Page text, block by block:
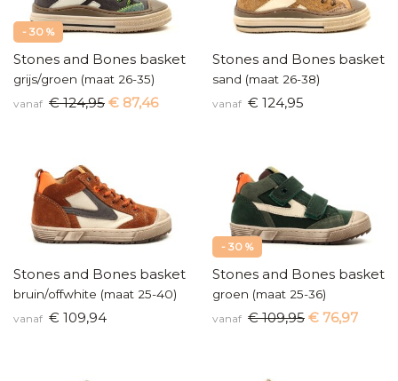
- 30 %
Stones and Bones basketters
grijs/groen (maat 26-35)
vanaf € 124,95 € 87,46
Stones and Bones
sand (maat 26-38)
vanaf € 124,95
Stones and Bones basketters
bruin/offwhite (maat 25-40)
vanaf € 109,94
- 30 %
Stones and Bones
groen (maat 25-36)
vanaf € 109,95 € 76,97